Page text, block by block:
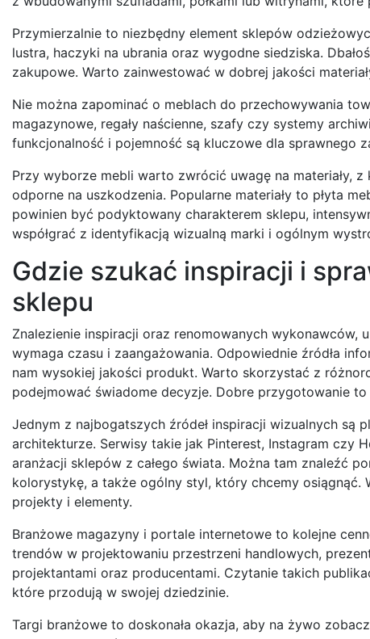
Przymierzalnie to niezbędny element sklepów
lustra, haczyki na ubrania oraz wygodne siedziska.
zakupowe. Warto zainwestować w dobrej jakości
Nie można zapominać o meblach do przechowywania
magazynowe, regały naścienne, szafy czy systemy
funkcjonalność i pojemność są kluczowe dla sprawnego
Przy wyborze mebli warto zwrócić uwagę na materiały,
odporne na uszkodzenia. Popularne materiały to płyta
powinien być podyktowany charakterem sklepu,
współgrać z identyfikacją wizualną marki i ogólnym
Gdzie szukać inspiracji i
sklepu
Znalezienie inspiracji oraz renomowanych
wymaga czasu i zaangażowania. Odpowiednie źródła
nam wysokiej jakości produkt. Warto skorzystać z
podejmować świadome decyzje. Dobre przygotowanie
Jednym z najbogatszych źródeł inspiracji wizualnych
architekturze. Serwisy takie jak Pinterest, Instagram czy
aranżacji sklepów z całego świata. Można tam znaleźć
kolorystykę, a także ogólny styl, który chcemy osiągnąć.
projekty i elementy.
Branżowe magazyny i portale internetowe to kolejne
trendów w projektowaniu przestrzeni handlowych,
projektantami oraz producentami. Czytanie takich
które przodują w swojej dziedzinie.
Targi branżowe to doskonała okazja, aby na żywo